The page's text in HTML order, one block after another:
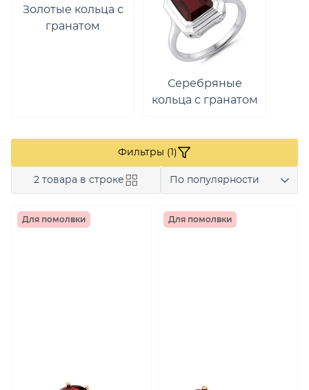
Золотые кольца с
гранатом
Серебряные
кольца с гранатом
Фильтры (1)
2 товара в строке По популярности
Для помолвки Для помолвки